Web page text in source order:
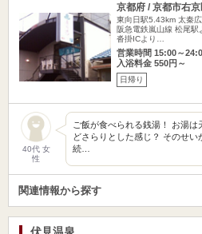
京都府 / 京都市右
東向日駅5.43km 太秦
阪急電鉄嵐山線 松尾
沓掛ICより…
営業時間 15:00～
入浴料金 550円～
日帰り
40代 女
性
ご飯が食べられる銭湯！ お湯
どさらりとした感じ？ そのせ
続…
関連情報から探す
伏見温泉